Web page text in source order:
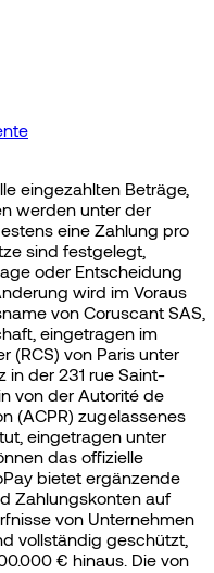
eingezahlten Beträge,
werden unter der
eine Zahlung pro
sind festgelegt,
oder Entscheidung
wird im Voraus
von Coruscant SAS,
eingetragen im
(RCS) von Paris unter
der 231 rue Saint-
von der Autorité de
(ACPR) zugelassenes
eingetragen unter
das offizielle
bietet ergänzende
Zahlungskonten auf
von Unternehmen
vollständig geschützt,
€ hinaus. Die von